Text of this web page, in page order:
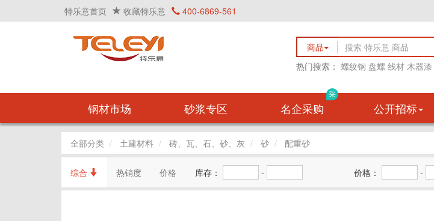
特乐意首页 收藏特乐意 400-6869-561
商品
热门搜索： 螺纹钢 盘螺 线材 木器漆
钢材市场 砂浆专区 名企采购
采
公开招标
全部分类 土建材料 砖、瓦、石、砂、灰 砂 配重砂
综合 热销度 价格 库存： - 价格： -